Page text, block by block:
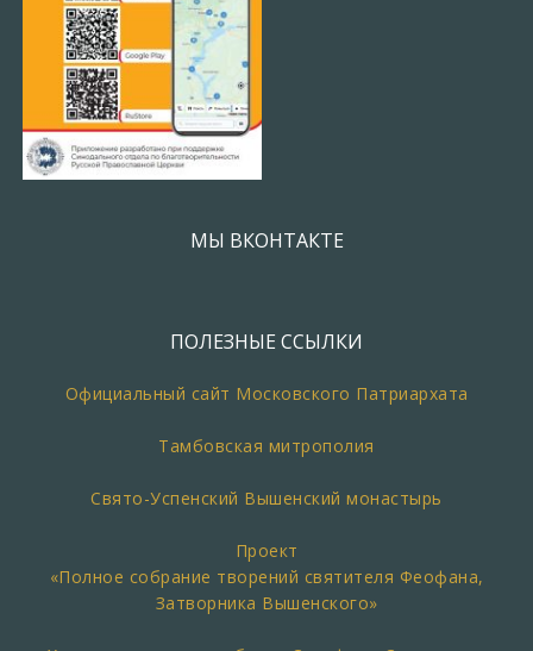
МЫ ВКОНТАКТЕ
ПОЛЕЗНЫЕ ССЫЛКИ
Официальный сайт Московского Патриархата
Тамбовская митрополия
Свято-Успенский Вышенский монастырь
Проект
«Полное собрание творений святителя Феофана,
Затворника Вышенского»